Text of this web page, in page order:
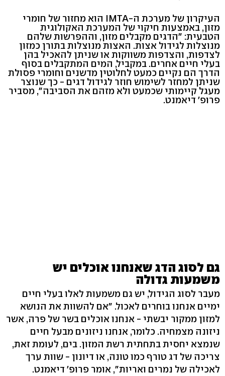
העיקרון של מערכת ה-IMTA הוא מחזור של חומרי
מזון, באמצעות חיקוי של המערכת האקולוגית
הטבעית: "הדגים מקבלים מזון, וההפרשות שלהם
מנוצלות לגידול אצות. האצות מנוצלות בתורן כמזון
לצדפות, והצדפות משווקות או שניתן להאכיל בהן
בעלי חיים אחרים. במקביל, המים המתקבלים בסוף
הדרך הם נקיים כמעט לחלוטין מדשנים וחומרי פסולת
שניתן למחזר לשימוש חוזר לגידול דגים - כך שנוצר
מעגל קיימותי שכמעט ולא מזהם את הסביבה", מסביר
פרופ' דיאמנט.
גם לסוג הדג שאנחנו אוכלים יש
משמעות גדולה
מעבר לסוג הגידול, יש גם משמעות לאלו בעלי חיים
ימיים אנחנו בוחרים לאכול. "אם להשוות את הנושא
למזון ממקור יבשתי - אנחנו אוכלים בשר של פרה, אשר
ניזונה מצמחיה. כלומר, אנחנו ניזונים מבעל חיים
שנמצא יחסית בתחתית רשת המזון. בים, לעומת זאת,
צריכה של דג טורף כמו טונה, או דיונון - שוות ערך
לאכילה של נמרים ואריות", אומר פרופ' דיאמנט.